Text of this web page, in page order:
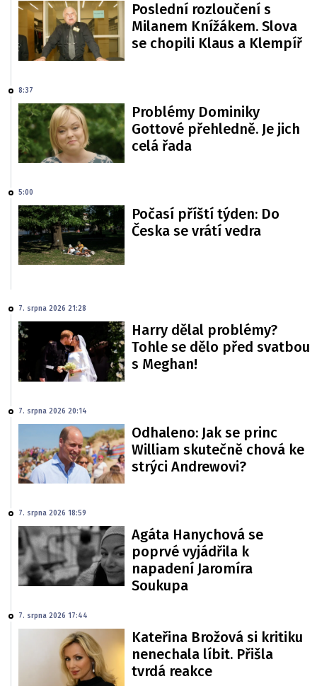
Poslední rozloučení s
Milanem Knížákem. Slova
se chopili Klaus a Klempíř
8:37
Problémy Dominiky
Gottové přehledně. Je jich
celá řada
5:00
Počasí příští týden: Do
Česka se vrátí vedra
7. srpna 2026 21:28
Harry dělal problémy?
Tohle se dělo před svatbou
s Meghan!
7. srpna 2026 20:14
Odhaleno: Jak se princ
William skutečně chová ke
strýci Andrewovi?
7. srpna 2026 18:59
Agáta Hanychová se
poprvé vyjádřila k
napadení Jaromíra
Soukupa
7. srpna 2026 17:44
Kateřina Brožová si kritiku
nenechala líbit. Přišla
tvrdá reakce